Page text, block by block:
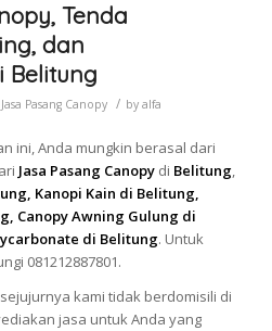
Tenda
dan
Belitung
Jasa Pasang Canopy / by alfa
ini, Anda mungkin berasal dari
Jasa Pasang Canopy di Belitung,
Kanopi Kain di Belitung,
Canopy Awning Gulung di
di Belitung. Untuk
081212887801.
kami tidak berdomisili di
jasa untuk Anda yang